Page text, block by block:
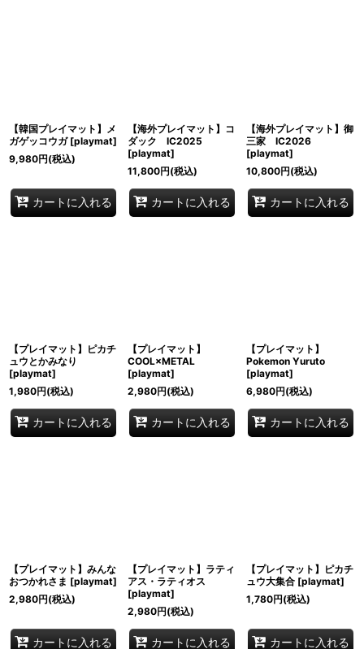
【韓国プレイマット】メ
ガゲッコウガ [playmat]
9,980円(税込)
カートに入れる
【海外プレイマット】コ
ダック IC2025
[playmat]
11,800円(税込)
カートに入れる
【海外プレイマット】御
三家 IC2026
[playmat]
10,800円(税込)
カートに入れる
【プレイマット】ピカチ
ュウとかみなり
[playmat]
1,980円(税込)
カートに入れる
【プレイマット】
COOL×METAL
[playmat]
2,980円(税込)
カートに入れる
【プレイマット】
Pokemon Yuruto
[playmat]
6,980円(税込)
カートに入れる
【プレイマット】みんな
おつかれさま [playmat]
2,980円(税込)
カートに入れる
【プレイマット】ラティ
アス・ラティオス
[playmat]
2,980円(税込)
カートに入れる
【プレイマット】ピカチ
ュウ大集合 [playmat]
1,780円(税込)
カートに入れる